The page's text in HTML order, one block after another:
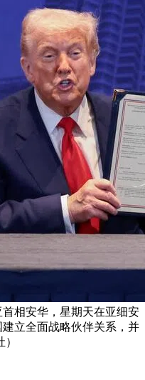
相安华，星期天在亚细安
立全面战略伙伴关系，并